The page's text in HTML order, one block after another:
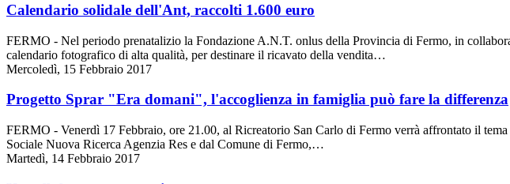
Calendario solidale dell'Ant, raccolti 1.600 euro
FERMO - Nel periodo prenatalizio la Fondazione A.N.T. onlus della Provincia di Fermo, in
calendario fotografico di alta qualità, per destinare il ricavato della vendita…
Mercoledì, 15 Febbraio 2017
Progetto Sprar "Era domani", l'accoglienza in famiglia può fare la differenza
FERMO - Venerdì 17 Febbraio, ore 21.00, al Ricreatorio San Carlo di Fermo verrà affrontato il
Sociale Nuova Ricerca Agenzia Res e dal Comune di Fermo,…
Martedì, 14 Febbraio 2017